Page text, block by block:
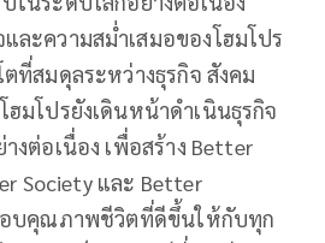
ละความสม่ำเสมอของโฮมโปร
ตที่สมดุลระหว่างธุรกิจ สังคม
ฮมโปรยังเดินหน้าดำเนินธุรกิจ
งต่อเนื่อง เพื่อสร้าง Better
Society และ Better
อบคุณภาพชีวิตที่ดีขึ้นให้กับทุก